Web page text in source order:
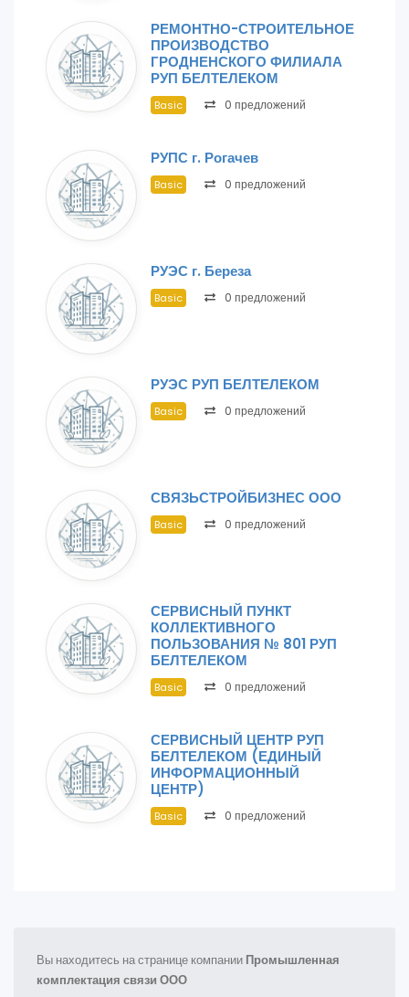
РЕМОНТНО-СТРОИТЕЛЬНОЕ
ПРОИЗВОДСТВО
ГРОДНЕНСКОГО ФИЛИАЛА
РУП БЕЛТЕЛЕКОМ
Basic 0 предложений
РУПС г. Рогачев
Basic 0 предложений
РУЭС г. Береза
Basic 0 предложений
РУЭС РУП БЕЛТЕЛЕКОМ
Basic 0 предложений
СВЯЗЬСТРОЙБИЗНЕС ООО
Basic 0 предложений
СЕРВИСНЫЙ ПУНКТ
КОЛЛЕКТИВНОГО
ПОЛЬЗОВАНИЯ № 801 РУП
БЕЛТЕЛЕКОМ
Basic 0 предложений
СЕРВИСНЫЙ ЦЕНТР РУП
БЕЛТЕЛЕКОМ (ЕДИНЫЙ
ИНФОРМАЦИОННЫЙ
ЦЕНТР)
Basic 0 предложений
Вы находитесь на странице компании Промышленная
комплектация связи ООО